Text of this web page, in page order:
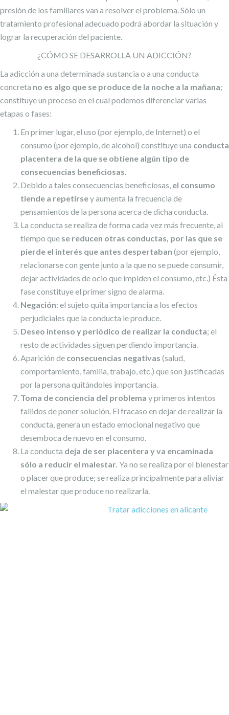
presión de los familiares van a resolver el problema. Sólo un
tratamiento profesional adecuado podrá abordar la situación y
lograr la recuperación del paciente.
¿CÓMO SE DESARROLLA UN ADICCIÓN?
La adicción a una determinada sustancia o a una conducta
concreta no es algo que se produce de la noche a la mañana;
constituye un proceso en el cual podemos diferenciar varias
etapas o fases:
En primer lugar, el uso (por ejemplo, de Internet) o el
consumo (por ejemplo, de alcohol) constituye una conducta
placentera de la que se obtiene algún tipo de
consecuencias beneficiosas.
Debido a tales consecuencias beneficiosas, el consumo
tiende a repetirsey aumenta la frecuencia de
pensamientos de la persona acerca de dicha conducta.
La conducta se realiza de forma cada vez más frecuente, al
tiempo que se reducen otras conductas, por las que se
pierde el interés que antes despertaban (por ejemplo,
relacionarse con gente junto a la que no se puede consumir,
dejar actividades de ocio que impiden el consumo, etc.) Ésta
fase constituye el primer signo de alarma.
Negación: el sujeto quita importancia a los efectos
perjudiciales que la conducta le produce.
Deseo intenso y periódico de realizar la conducta; el
resto de actividades siguen perdiendo importancia.
Aparición de consecuencias negativas (salud,
comportamiento, familia, trabajo, etc.) que son justificadas
por la persona quitándoles importancia.
Toma de conciencia del problema y primeros intentos
fallidos de poner solución. El fracaso en dejar de realizar la
conducta, genera un estado emocional negativo que
desemboca de nuevo en el consumo.
La conducta deja de ser placentera y va encaminada
sólo a reducir el malestar. Ya no se realiza por el bienestar
o placer que produce; se realiza principalmente para aliviar
el malestar que produce no realizarla.